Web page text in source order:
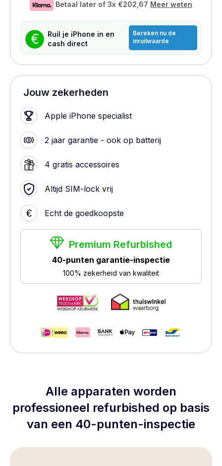
Betaal later of 3x €202,67 Meer weten
€
Ruil je iPhone in en
cash direct
Bereken nu de
inruilwaarde
Jouw zekerheden
Apple iPhone specialist
2 jaar garantie - ook op batterij
4 gratis accessoires
Altijd SIM-lock vrij
€ Echt de goedkoopste
Premium Refurbished
40-punten garantie-inspectie
100% zekerheid van kwaliteit
Alle apparaten worden
professioneel refurbished op basis
van een 40-punten-inspectie